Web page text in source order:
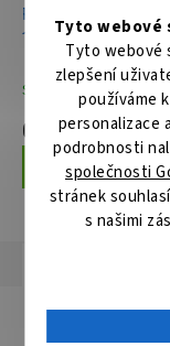
Tyto webové
Tyto webové
zlepšení
používáme
personalizace
podrobnosti
společnosti
stránek
s našimi
Ruční kotoučová
165mm,1100W,
Skladem
6 985 Kč
Do košíku
Detailní popis